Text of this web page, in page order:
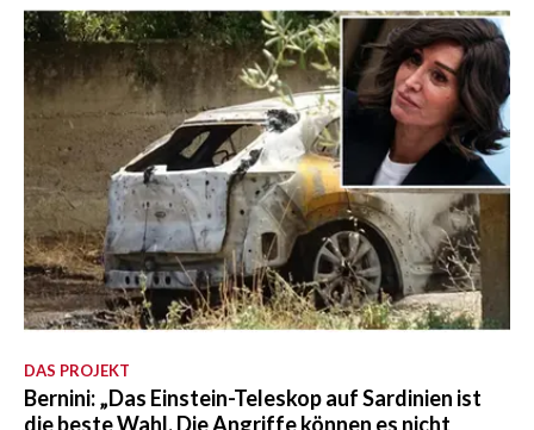
DAS PROJEKT
Bernini: „Das Einstein-Teleskop auf Sardinien ist
die beste Wahl. Die Angriffe können es nicht